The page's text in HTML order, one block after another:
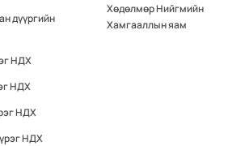
дүүргийн
НДХ
НДХ
НДХ
НДХ
Хөдөлмөр Нийгмийн
Хамгааллын яам